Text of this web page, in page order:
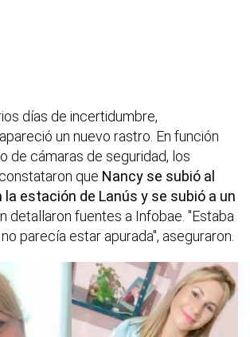
días de incertidumbre,
un nuevo rastro. En función
de cámaras de seguridad, los
que Nancy se subió al
la estación de Lanús y se subió a un
detallaron fuentes a Infobae. "Estaba
parecía estar apurada", aseguraron.